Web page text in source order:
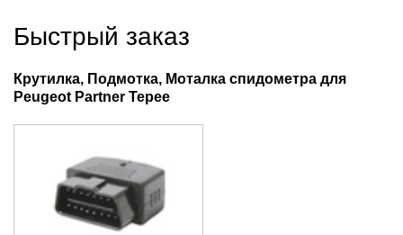
Быстрый заказ
Крутилка, Подмотка, Моталка спидометра для
Peugeot Partner Tepee